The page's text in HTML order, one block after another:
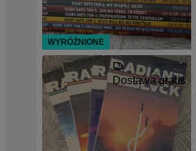
Dostawa gratis
WYRÓŻNIONE